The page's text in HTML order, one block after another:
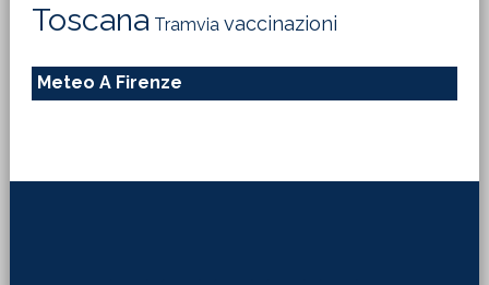
Toscana Tramvia vaccinazioni
Meteo A Firenze